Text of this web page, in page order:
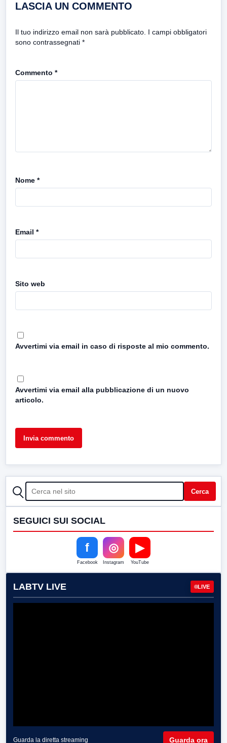
LASCIA UN COMMENTO
Il tuo indirizzo email non sarà pubblicato. I campi obbligatori
sono contrassegnati *
Commento *
Nome *
Email *
Sito web
Avvertimi via email in caso di risposte al mio commento.
Avvertimi via email alla pubblicazione di un nuovo
articolo.
CERCA Cerca
SEGUICI SUI SOCIAL
f
Facebook
◎
Instagram
▶
YouTube
LABTV LIVE LIVE
Guarda la diretta streaming Guarda ora